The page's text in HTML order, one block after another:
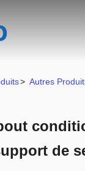
> Autres
de